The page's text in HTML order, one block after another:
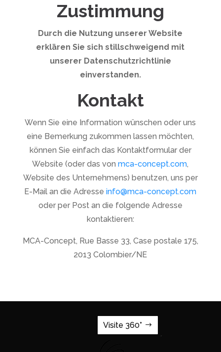
Zustimmung
Durch die Nutzung unserer Website
erklären Sie sich stillschweigend mit
unserer Datenschutzrichtlinie
einverstanden.
Kontakt
Wenn Sie eine Information wünschen oder uns
eine Bemerkung zukommen lassen möchten,
können Sie einfach das Kontaktformular der
Website (oder das vonmca-concept.com,
Website des Unternehmens) benutzen, uns per
E-Mail an die Adresseinfo@mca-concept.com
oder per Post an die folgende Adresse
kontaktieren:
MCA-Concept, Rue Basse 33, Case postale 175,
2013 Colombier/NE
Visite 360°